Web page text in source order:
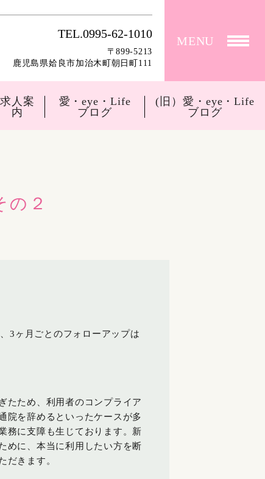
TEL.0995-62-1010
〒899-5213
鹿児島県姶良市加治木町朝日町111
MENU
求人案
内
愛・eye・Life
ブログ
(旧）愛・eye・Life
ブログ
２
3ヶ月ごとのフォローアップは
たため、利用者のコンプライア
院を辞めるといったケースが多
務に支障も生じております。新
めに、本当に利用したい方を断
だきます。